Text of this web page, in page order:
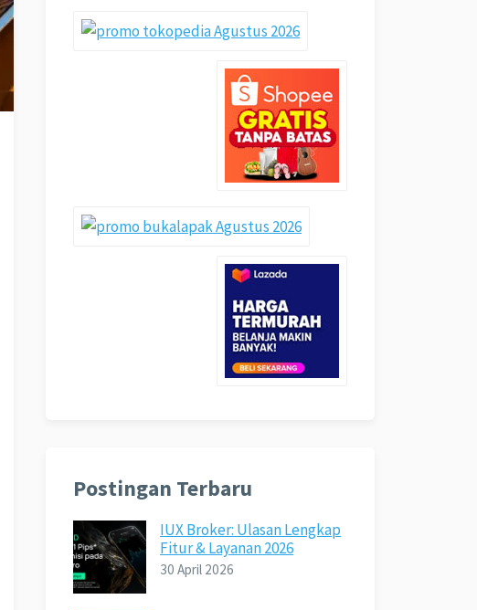
Postingan Terbaru
IUX Broker: Ulasan Lengkap
Fitur & Layanan 2026
30 April 2026